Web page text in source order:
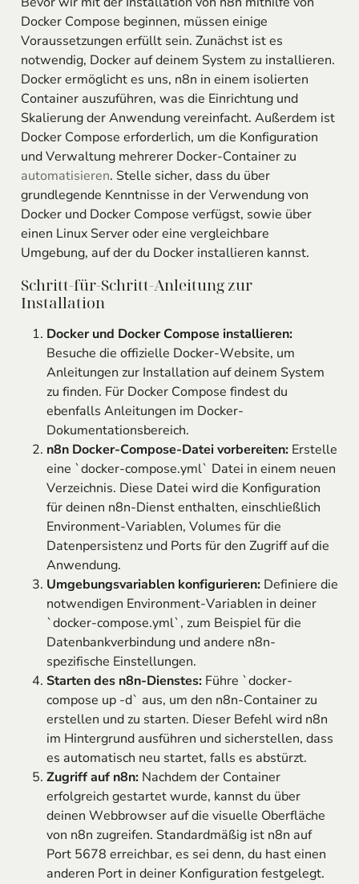
Docker Compose beginnen, müssen einige
Voraussetzungen erfüllt sein. Zunächst ist es
notwendig, Docker auf deinem System zu installieren.
Docker ermöglicht es uns, n8n in einem isolierten
Container auszuführen, was die Einrichtung und
Skalierung der Anwendung vereinfacht. Außerdem ist
Docker Compose erforderlich, um die Konfiguration
und Verwaltung mehrerer Docker-Container zu
automatisieren. Stelle sicher, dass du über
grundlegende Kenntnisse in der Verwendung von
Docker und Docker Compose verfügst, sowie über
einen Linux Server oder eine vergleichbare
Umgebung, auf der du Docker installieren kannst.
Schritt-für-Schritt-Anleitung zur
Installation
Docker und Docker Compose installieren:
Besuche die offizielle Docker-Website, um
Anleitungen zur Installation auf deinem System
zu finden. Für Docker Compose findest du
ebenfalls Anleitungen im Docker-
Dokumentationsbereich.
n8n Docker-Compose-Datei vorbereiten:Erstelle
eine `docker-compose.yml` Datei in einem neuen
Verzeichnis. Diese Datei wird die Konfiguration
für deinen n8n-Dienst enthalten, einschließlich
Environment-Variablen, Volumes für die
Datenpersistenz und Ports für den Zugriff auf die
Anwendung.
Umgebungsvariablen konfigurieren:Definiere die
notwendigen Environment-Variablen in deiner
`docker-compose.yml`, zum Beispiel für die
Datenbankverbindung und andere n8n-
spezifische Einstellungen.
Starten des n8n-Dienstes:Führe `docker-
compose up -d` aus, um den n8n-Container zu
erstellen und zu starten. Dieser Befehl wird n8n
im Hintergrund ausführen und sicherstellen, dass
es automatisch neu startet, falls es abstürzt.
Zugriff auf n8n:Nachdem der Container
erfolgreich gestartet wurde, kannst du über
deinen Webbrowser auf die visuelle Oberfläche
von n8n zugreifen. Standardmäßig ist n8n auf
Port 5678 erreichbar, es sei denn, du hast einen
anderen Port in deiner Konfiguration festgelegt.